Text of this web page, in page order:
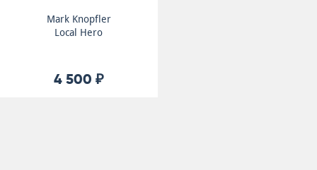
Mark Knopfler
Local Hero
4 500 ₽